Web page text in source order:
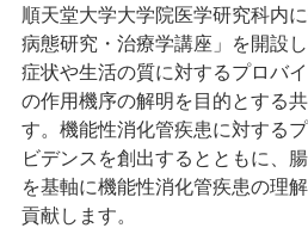
順天堂大学大学院医学研究科内
病態研究・治療学講座」を開設
症状や生活の質に対するプロバ
の作用機序の解明を目的とする
す。機能性消化管疾患に対する
ビデンスを創出するとともに、
を基軸に機能性消化管疾患の理
貢献します。